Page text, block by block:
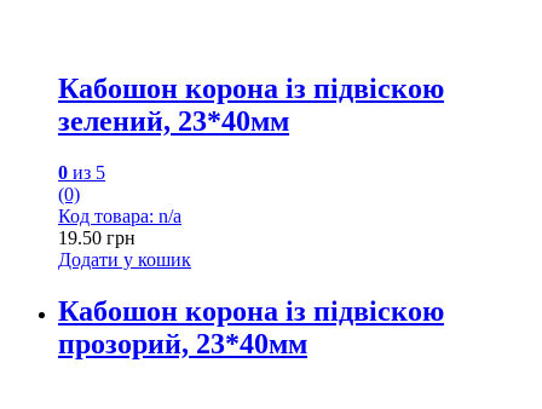
Кабошон корона із підвіскою
зелений, 23*40мм
0 из 5
(0)
Код товара: n/a
19.50 грн
Додати у кошик
Кабошон корона із підвіскою
прозорий, 23*40мм